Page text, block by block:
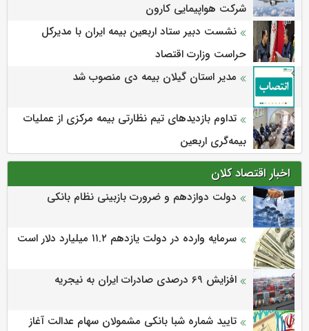
شرکت هواپیمایی کارون
نشست دبیر ستاد اربعین بیمه ایران با مدیرکل
حراست وزارت اقتصاد
مدیر استان گیلان بیمه دی منصوب شد
تداوم بازدیدهای تیم نظارتی بیمه مرکزی از عملیات
بیمه‌گری اربعین
اخبار اقتصاد کلان
دولت دوازدهم و ضرورت بازبینی نظام بانکی
سرمایه وارده در دولت یازدهم ۱۱.۲ میلیارد دلار است
افزایش 69 درصدی صادرات ایران به نیجریه
تایید شماره شبا بانکی مشمولان سهام عدالت آغاز